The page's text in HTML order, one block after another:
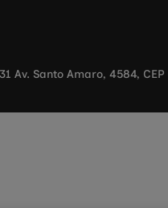
Av. Santo Amaro, 4584,